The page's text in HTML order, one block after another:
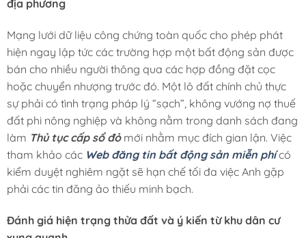
địa phương
Mạng lưới dữ liệu công chứng toàn quốc cho phép phát
hiện ngay lập tức các trường hợp một bất động sản được
bán cho nhiều người thông qua các hợp đồng đặt cọc
hoặc chuyển nhượng trước đó. Một lô đất chính chủ thực
sự phải có tình trạng pháp lý “sạch”, không vướng nợ thuế
đất phi nông nghiệp và không nằm trong danh sách đang
làm Thủ tục cấp sổ đỏmới nhằm mục đích gian lận. Việc
tham khảo các Web đăng tin bất động sản miễn phícó
kiểm duyệt nghiêm ngặt sẽ hạn chế tối đa việc Anh gặp
phải các tin đăng ảo thiếu minh bạch.
Đánh giá hiện trạng thửa đất và ý kiến từ khu dân cư